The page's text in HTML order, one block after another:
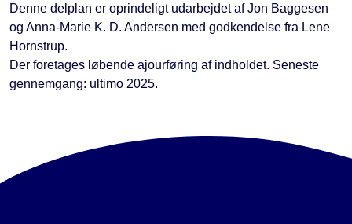
Denne delplan er oprindeligt udarbejdet af Jon Baggesen
og Anna-Marie K. D. Andersen med godkendelse fra Lene
Hornstrup.
Der foretages løbende ajourføring af indholdet. Seneste
gennemgang: ultimo 2025.